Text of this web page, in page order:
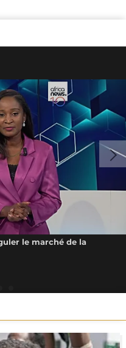
le marché de la